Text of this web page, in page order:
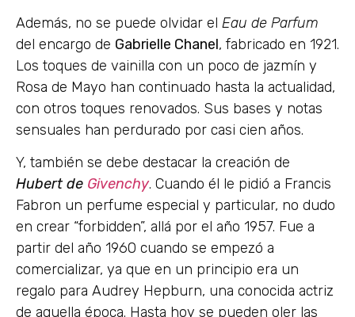
Además, no se puede olvidar el Eau de Parfum
del encargo de Gabrielle Chanel, fabricado en 1921.
Los toques de vainilla con un poco de jazmín y
Rosa de Mayo han continuado hasta la actualidad,
con otros toques renovados. Sus bases y notas
sensuales han perdurado por casi cien años.
Y, también se debe destacar la creación de
Hubert de Givenchy. Cuando él le pidió a Francis
Fabron un perfume especial y particular, no dudo
en crear “forbidden”, allá por el año 1957. Fue a
partir del año 1960 cuando se empezó a
comercializar, ya que en un principio era un
regalo para Audrey Hepburn, una conocida actriz
de aquella época. Hasta hoy se pueden oler las